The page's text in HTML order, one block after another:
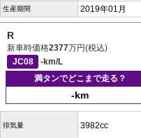
生産期間 2019年01月
R
新車時価格2377万円(税込)
JC08
-km/L
満タンでどこまで走る？
-km
排気量 3982cc